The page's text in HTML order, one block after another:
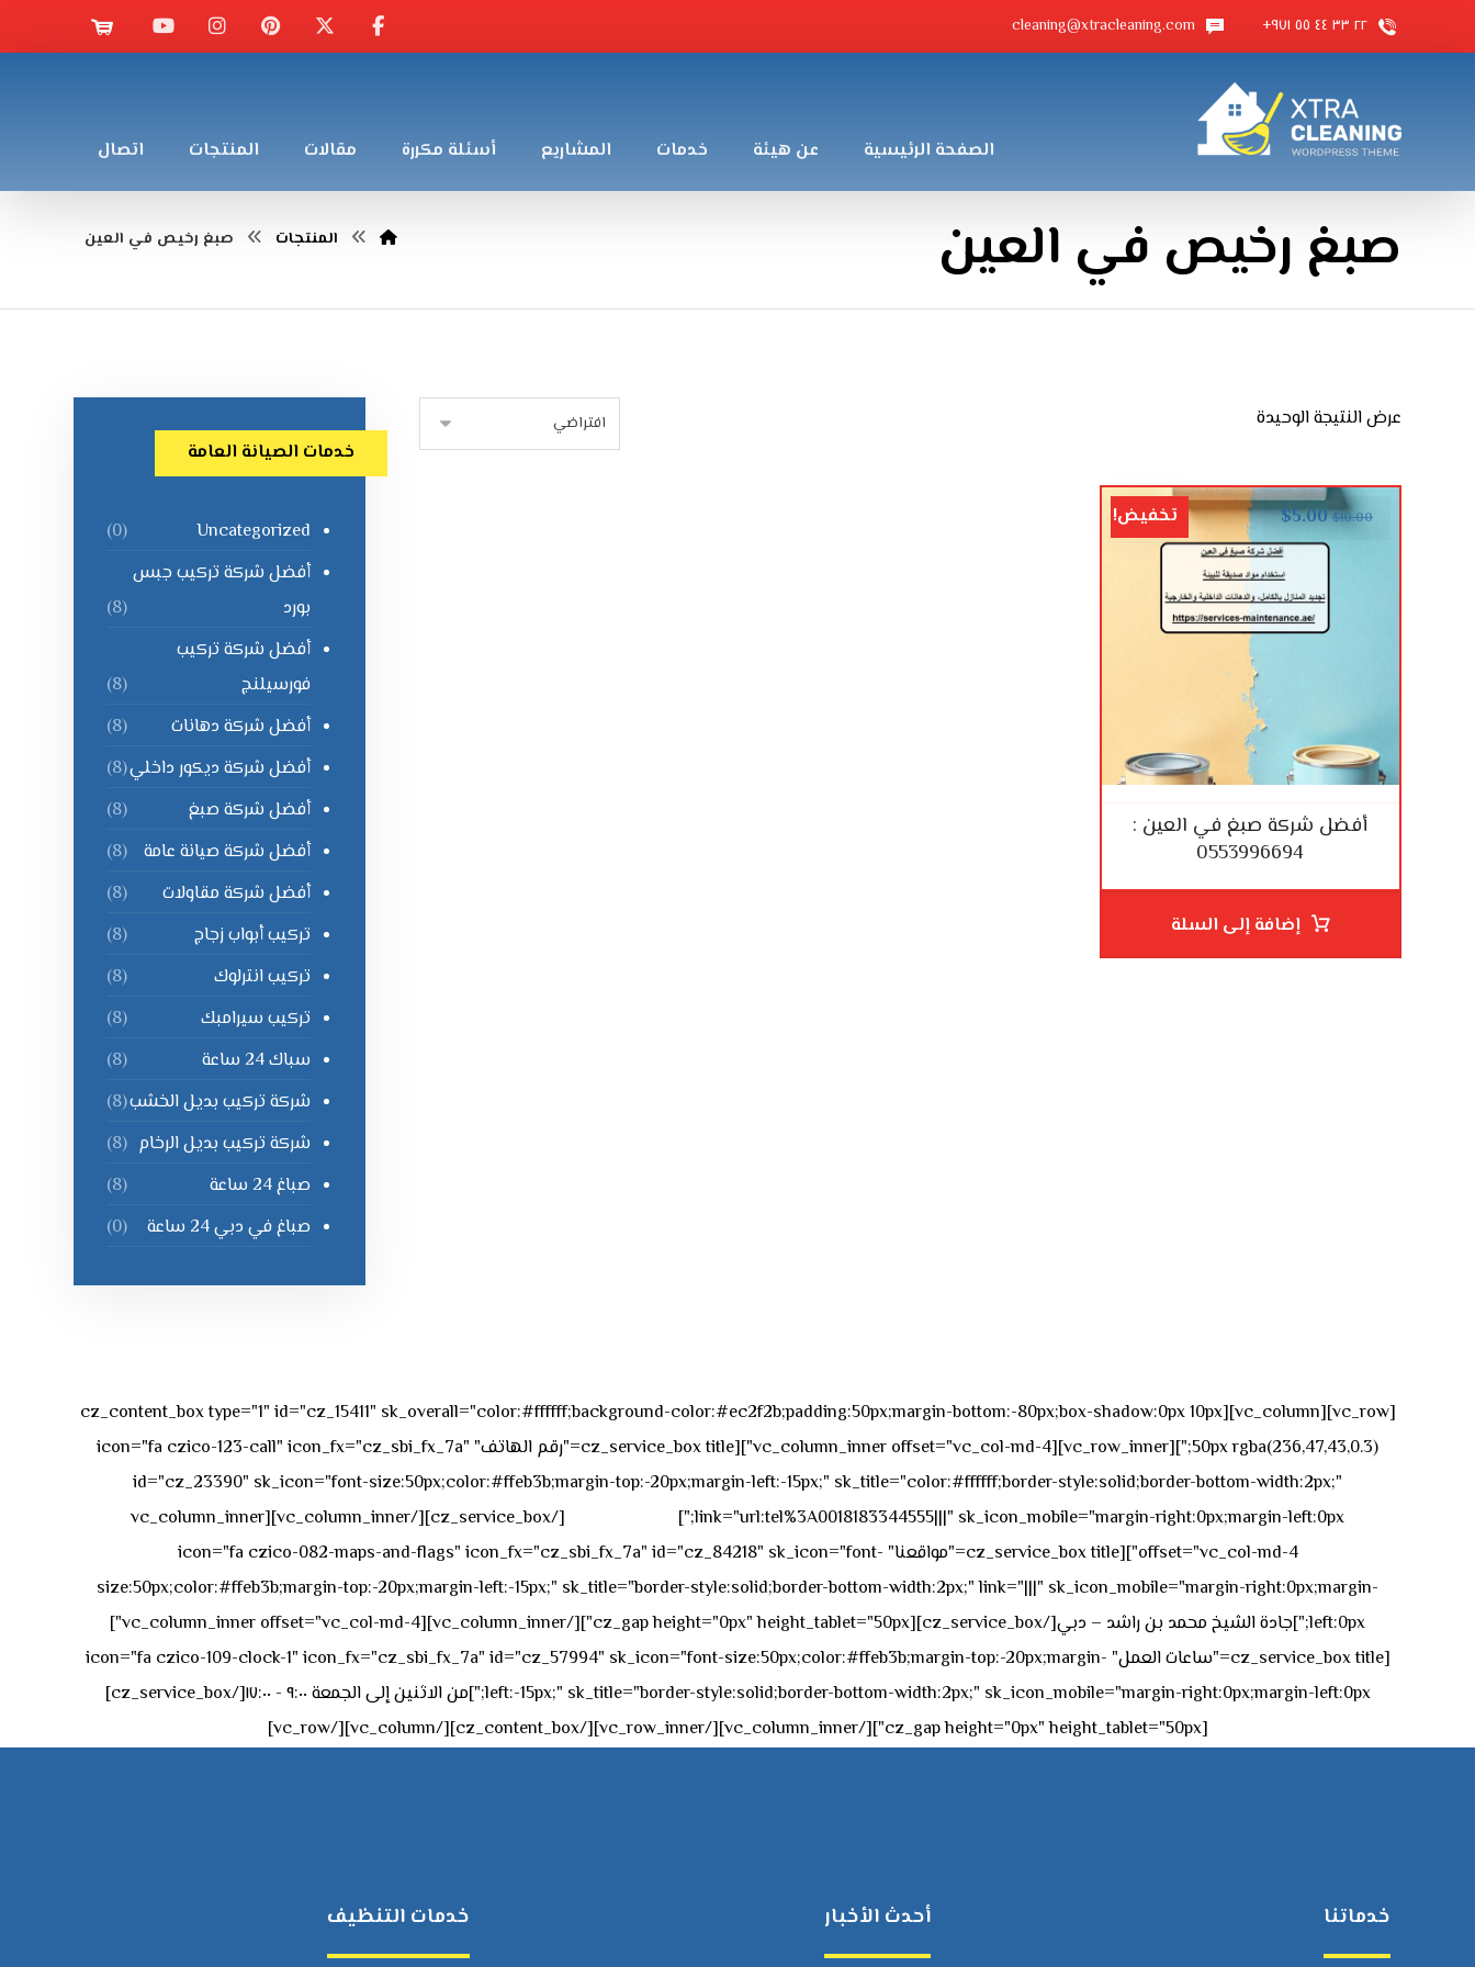
٢٢ ٣٣ ٤٤ ٥٥ ٩٧١+ cleaning@xtracleaning.com
الصفحة الرئيسية عن هيئة خدمات المشاريع أسئلة مكررة مقالات المنتجات اتصال
صبغ رخيص في العين المنتجات صبغ رخيص في العين
عرض النتيجة الوحيدة
أفضل شركة صبغ في العين :
0553996694
$10.00
$5.00 تخفيض!
إضافة إلى السلة
خدمات الصيانة العامة
Uncategorized
(0)
أفضل شركة تركيب جبس
بورد
(8)
أفضل شركة تركيب
فورسيلنج
(8)
أفضل شركة دهانات
(8)
أفضل شركة ديكور داخلي(8)
أفضل شركة صبغ
(8)
أفضل شركة صيانة عامة
(8)
أفضل شركة مقاولات
(8)
تركيب أبواب زجاج
(8)
تركيب انترلوك
(8)
تركيب سيرامبك
(8)
سباك 24 ساعة
(8)
شركة تركيب بديل الخشب(8)
شركة تركيب بديل الرخام (8)
صباغ 24 ساعة
(8)
صباغ في دبي 24 ساعة
(0)
[vc_row][vc_column][cz_content_box type="1" id="cz_15411" sk_overall="color:#ffffff;background-color:#ec2f2b;padding:50px;margin-bottom:-80px;box-shadow:0px 10px
50px rgba(236,47,43,0.3);"][vc_row_inner][vc_column_inner offset="vc_col-md-4"][cz_service_box title="رقم الهاتف" icon="fa czico-123-call" icon_fx="cz_sbi_fx_7a"
id="cz_23390" sk_icon="font-size:50px;color:#ffeb3b;margin-top:-20px;margin-left:-15px;" sk_title="color:#ffffff;border-style:solid;border-bottom-width:2px;"
link="url:tel%3A0018183344555|||" sk_icon_mobile="margin-right:0px;margin-left:0px;"]
[/cz_service_box][/vc_column_inner][vc_column_inner
offset="vc_col-md-4"][cz_service_box title="مواقعنا" icon="fa czico-082-maps-and-flags" icon_fx="cz_sbi_fx_7a" id="cz_84218" sk_icon="font-
size:50px;color:#ffeb3b;margin-top:-20px;margin-left:-15px;" sk_title="border-style:solid;border-bottom-width:2px;" link="|||" sk_icon_mobile="margin-right:0px;margin-
left:0px;"]جادة الشيخ محمد بن راشد – دبي[/cz_service_box][cz_gap height="0px" height_tablet="50px"][/vc_column_inner][vc_column_inner offset="vc_col-md-4"]
[cz_service_box title="ساعات العمل" icon="fa czico-109-clock-1" icon_fx="cz_sbi_fx_7a" id="cz_57994" sk_icon="font-size:50px;color:#ffeb3b;margin-top:-20px;margin-
left:-15px;" sk_title="border-style:solid;border-bottom-width:2px;" sk_icon_mobile="margin-right:0px;margin-left:0px;"]من الاثنين إلى الجمعة ٩:٠٠ - ١٧:٠٠[/cz_service_box]
[cz_gap height="0px" height_tablet="50px"][/vc_column_inner][/vc_row_inner][/cz_content_box][/vc_column][/vc_row]
خدماتنا أحدث الأخبار خدمات التنظيف